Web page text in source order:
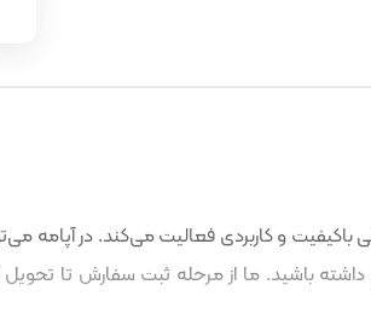
و کاربردی فعالیت می‌کند. در آپامه
باشید. ما از مرحله ثبت سفارش تا تحویل